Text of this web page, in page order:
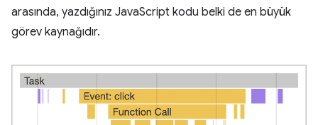
arasında, yazdığınız JavaScript kodu belki de en büyük
görev kaynağıdır.